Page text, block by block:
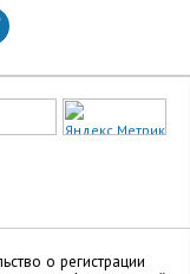
о регистрации